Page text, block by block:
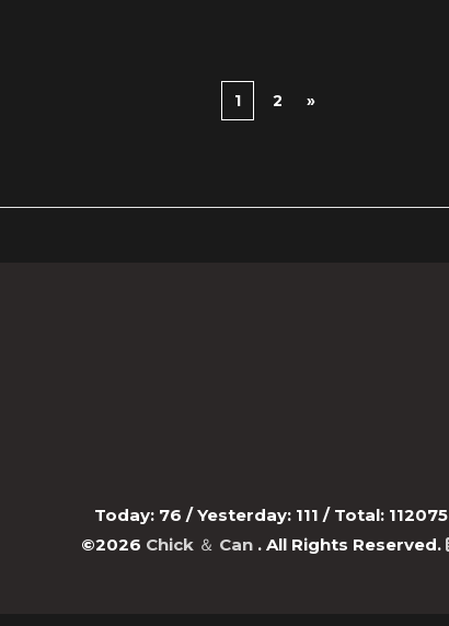
1 2 »
Today: 76 / Yesterday: 111 / Total: 112075
©2026 Chick ＆ Can . All Rights Reserved.